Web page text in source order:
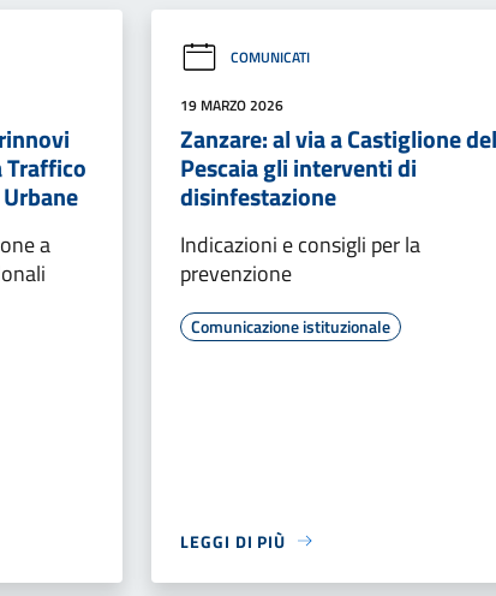
Traffico
a
COMUNICATI
19 MARZO 2026
Zanzare: al via a Castiglione
Pescaia gli interventi di
disinfestazione
Indicazioni e consigli per la
prevenzione
Comunicazione istituzionale
LEGGI DI PIÙ